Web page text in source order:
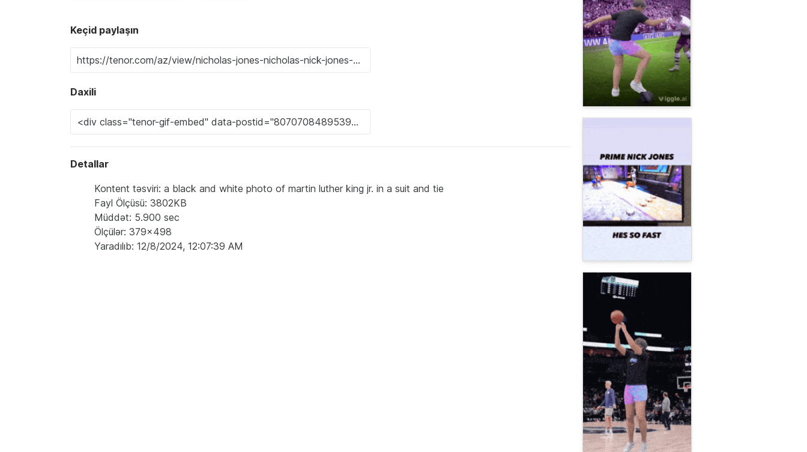
Keçid paylaşın
Daxili
Detallar
Kontent təsviri: a black and white photo of martin luther king jr. in a suit and tie
Fayl Ölçüsü: 3802KB
Müddət: 5.900 sec
Ölçülər: 379x498
Yaradılıb: 12/8/2024, 12:07:39 AM